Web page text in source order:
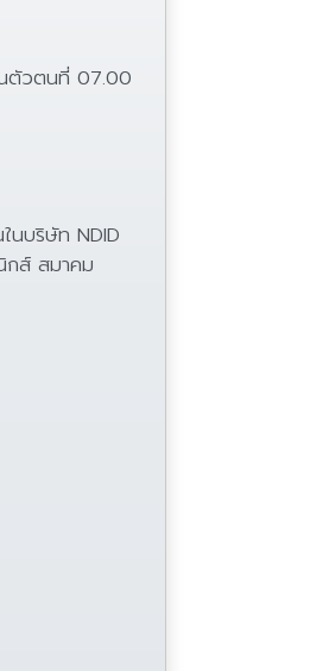
ตัวตนที่ 07.00
นบริษัท NDID
กส์ สมาคม